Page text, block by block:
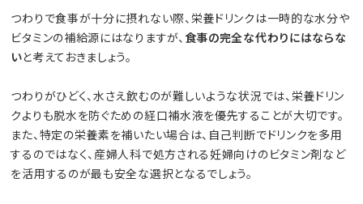
つわりで食事が十分に摂れない際、栄養ドリンクは一時的な水分や
ビタミンの補給源にはなりますが、食事の完全な代わりにはならな
いと考えておきましょう。
つわりがひどく、水さえ飲むのが難しいような状況では、栄養ドリン
クよりも脱水を防ぐための経口補水液を優先することが大切です。
また、特定の栄養素を補いたい場合は、自己判断でドリンクを多用
するのではなく、産婦人科で処方される妊婦向けのビタミン剤など
を活用するのが最も安全な選択となるでしょう。